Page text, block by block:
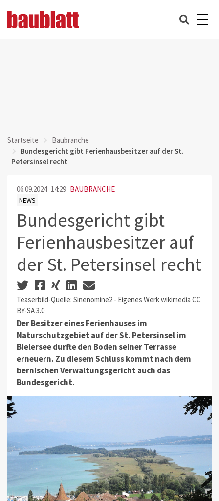
Startseite
Baubranche
Bundesgericht gibt Ferienhausbesitzer auf der St.
Petersinsel recht
06.09.2024 14:29 BAUBRANCHE
NEWS
Bundesgericht gibt
Ferienhausbesitzer auf
der St. Petersinsel recht
Teaserbild-Quelle: Sinenomine2 - Eigenes Werk wikimedia CC
BY-SA 3.0
Der Besitzer eines Ferienhauses im
Naturschutzgebiet auf der St. Petersinsel im
Bielersee durfte den Boden seiner Terrasse
erneuern. Zu diesem Schluss kommt nach dem
bernischen Verwaltungsgericht auch das
Bundesgericht.